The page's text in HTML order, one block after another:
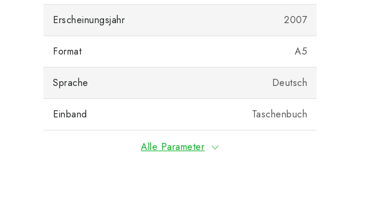
Erscheinungsjahr 2007
Format A5
Sprache Deutsch
Einband Taschenbuch
Alle Parameter